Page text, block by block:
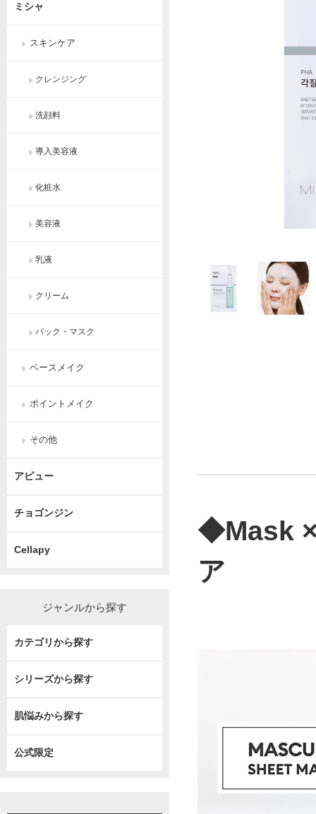
ミシャ
スキンケア
クレンジング
洗顔料
導入美容液
化粧水
美容液
乳液
クリーム
パック・マスク
ベースメイク
ポイントメイク
その他
アピュー
チョゴンジン
Cellapy
ジャンルから探す
カテゴリから探す
シリーズから探す
肌悩みから探す
公式限定
◆Mask
ア